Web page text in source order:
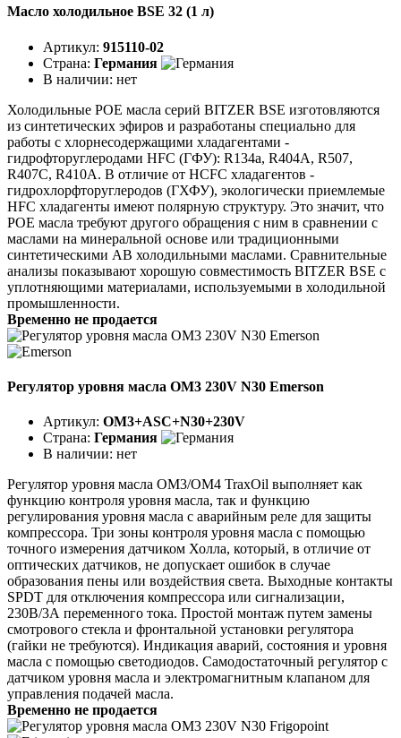
Масло холодильное BSE 32 (1 л)
Артикул: 915110-02
Страна: Германия
В наличии: нет
Холодильные POE масла серий BITZER BSE изготовляются
из синтетических эфиров и разработаны специально для
работы с хлорнесодержащими хладагентами -
гидрофторуглеродами HFC (ГФУ): R134a, R404A, R507,
R407C, R410A. В отличие от HCFC хладагентов -
гидрохлорфторуглеродов (ГХФУ), экологически приемлемые
HFC хладагенты имеют полярную структуру. Это значит, что
POE масла требуют другого обращения с ним в сравнении с
маслами на минеральной основе или традиционными
синтетическими АВ холодильными маслами. Сравнительные
анализы показывают хорошую совместимость BITZER BSE с
уплотняющими материалами, используемыми в холодильной
промышленности.
Временно не продается
Регулятор уровня масла OM3 230V N30 Emerson
Артикул: OM3+ASC+N30+230V
Страна: Германия
В наличии: нет
Регулятор уровня масла ОМ3/ОМ4 TraxOil выполняет как
функцию контроля уровня масла, так и функцию
регулирования уровня масла с аварийным реле для защиты
компрессора. Три зоны контроля уровня масла с помощью
точного измерения датчиком Холла, который, в отличие от
оптических датчиков, не допускает ошибок в случае
образования пены или воздействия света. Выходные контакты
SPDT для отключения компрессора или сигнализации,
230В/3А переменного тока. Простой монтаж путем замены
смотрового стекла и фронтальной установки регулятора
(гайки не требуются). Индикация аварий, состояния и уровня
масла с помощью светодиодов. Самодостаточный регулятор с
датчиком уровня масла и электромагнитным клапаном для
управления подачей масла.
Временно не продается